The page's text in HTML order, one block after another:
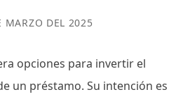
MARZO DEL 2025
opciones para invertir el
un préstamo. Su intención es